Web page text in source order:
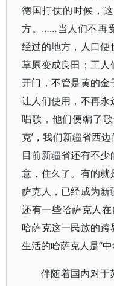
德国打仗的时候，
方。……当人们不再
经过的地方，人口
草原变成良田；工
开门，不管是黄的金
让人们使用，不再
唱歌，他们便编了
克’，我们新疆省西
目前新疆省还有不
意，住久了。有的
萨克人，已经成为
还有一些哈萨克人
哈萨克这一民族的
生活的哈萨克人是“中
伴随着国内对于